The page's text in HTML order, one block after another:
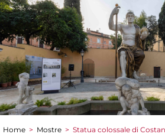
Home > Mostre > Statua colossale di